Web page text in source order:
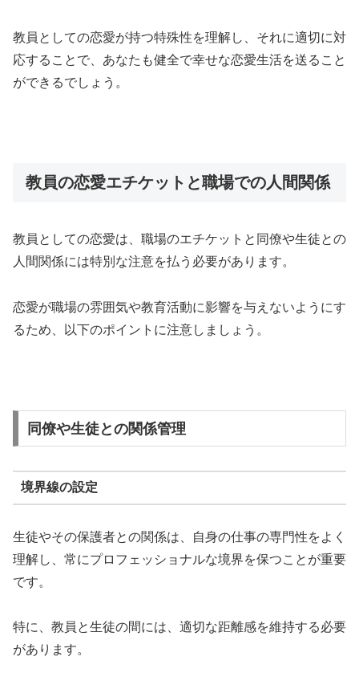
教員としての恋愛が持つ特殊性を理解し、それに適切に対
応することで、あなたも健全で幸せな恋愛生活を送ること
ができるでしょう。
教員の恋愛エチケットと職場での人間関係
教員としての恋愛は、職場のエチケットと同僚や生徒との
人間関係には特別な注意を払う必要があります。
恋愛が職場の雰囲気や教育活動に影響を与えないようにす
るため、以下のポイントに注意しましょう。
同僚や生徒との関係管理
境界線の設定
生徒やその保護者との関係は、自身の仕事の専門性をよく
理解し、常にプロフェッショナルな境界を保つことが重要
です。
特に、教員と生徒の間には、適切な距離感を維持する必要
があります。